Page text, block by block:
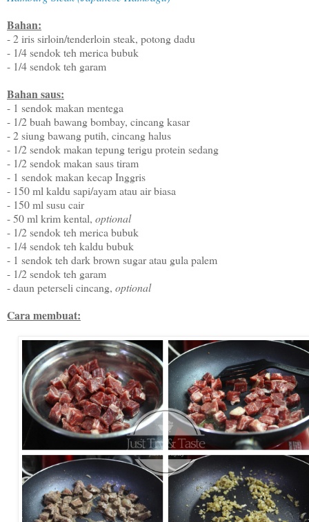
Bahan:
- 2 iris sirloin/tenderloin steak, potong dadu
- 1/4 sendok teh merica bubuk
- 1/4 sendok teh garam
Bahan saus:
- 1 sendok makan mentega
- 1/2 buah bawang bombay, cincang kasar
- 2 siung bawang putih, cincang halus
- 1/2 sendok makan tepung terigu protein sedang
- 1/2 sendok makan saus tiram
- 1 sendok makan kecap Inggris
- 150 ml kaldu sapi/ayam atau air biasa
- 150 ml susu cair
- 50 ml krim kental, optional
- 1/2 sendok teh merica bubuk
- 1/4 sendok teh kaldu bubuk
- 1 sendok teh dark brown sugar atau gula palem
- 1/2 sendok teh garam
- daun peterseli cincang, optional
Cara membuat: